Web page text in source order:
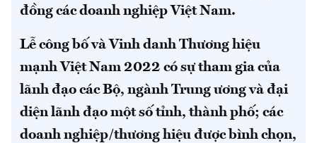
đồng các doanh nghiệp Việt Nam.
Lễ công bố và Vinh danh Thương hiệu
mạnh Việt Nam 2022 có sự tham gia của
lãnh đạo các Bộ, ngành Trung ương và đại
diện lãnh đạo một số tỉnh, thành phố; các
doanh nghiệp/thương hiệu được bình chọn,